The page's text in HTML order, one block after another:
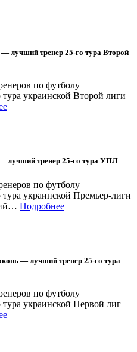
лучший тренер 25-го тура Второй
по футболу
тура украинской Второй лиги
лучший тренер 25-го тура УПЛ
по футболу
тура украинской Премьер-лиги
Подробнее
— лучший тренер 25-го тура
по футболу
тура украинской Первой лиг